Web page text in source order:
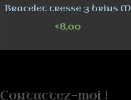
Bracelet tresse 3 brins M
€8,00
Contactez-moi !